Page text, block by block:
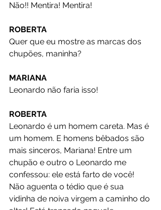
Não!! Mentira! Mentira!
ROBERTA
Quer que eu mostre as marcas dos
chupões, maninha?
MARIANA
Leonardo não faria isso!
ROBERTA
Leonardo é um homem careta. Mas é
um homem. E homens bêbados são
mais sinceros, Mariana! Entre um
chupão e outro o Leonardo me
confessou: ele está farto de você!
Não aguenta o tédio que é sua
vidinha de noiva virgem a caminho do